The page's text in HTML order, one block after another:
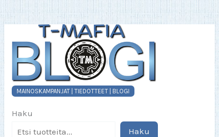
MAINOSKAMPANJAT | TIEDOTTEET | BLOGI
Haku
Haku